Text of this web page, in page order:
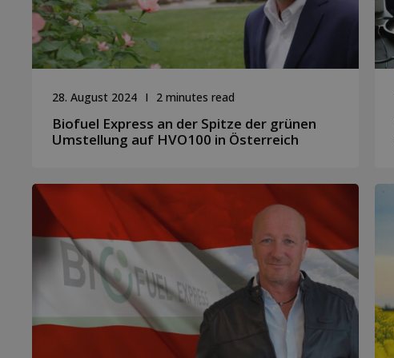
28. August 2024 2 minutes read
Biofuel Express an der Spitze der grünen
Umstellung auf HVO100 in Österreich